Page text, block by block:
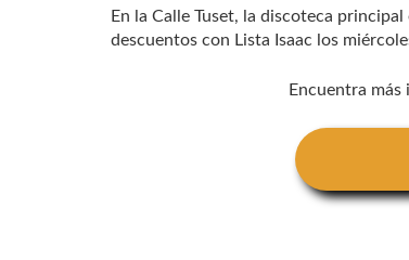
En la Calle Tuset, la discoteca principal
descuentos con Lista Isaac los
Encuentra